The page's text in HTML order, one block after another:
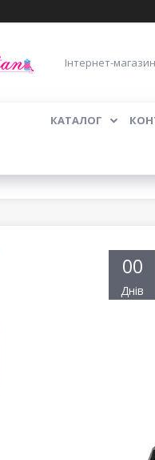
Інтернет-
КАТАЛОГ
00
Днів